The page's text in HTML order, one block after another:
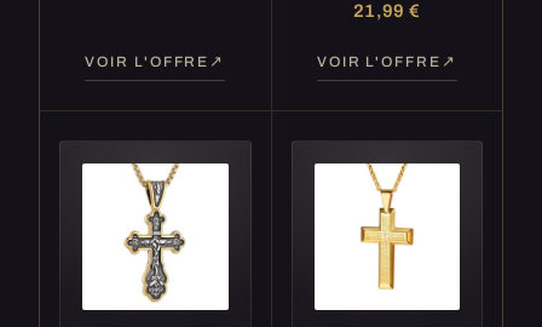
VOIR L'OFFRE
21,99 €
VOIR L'OFFRE